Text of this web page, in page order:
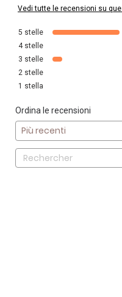
Vedi tutte le recensioni su
5 stelle
4 stelle
3 stelle
2 stelle
1 stella
Ordina le recensioni